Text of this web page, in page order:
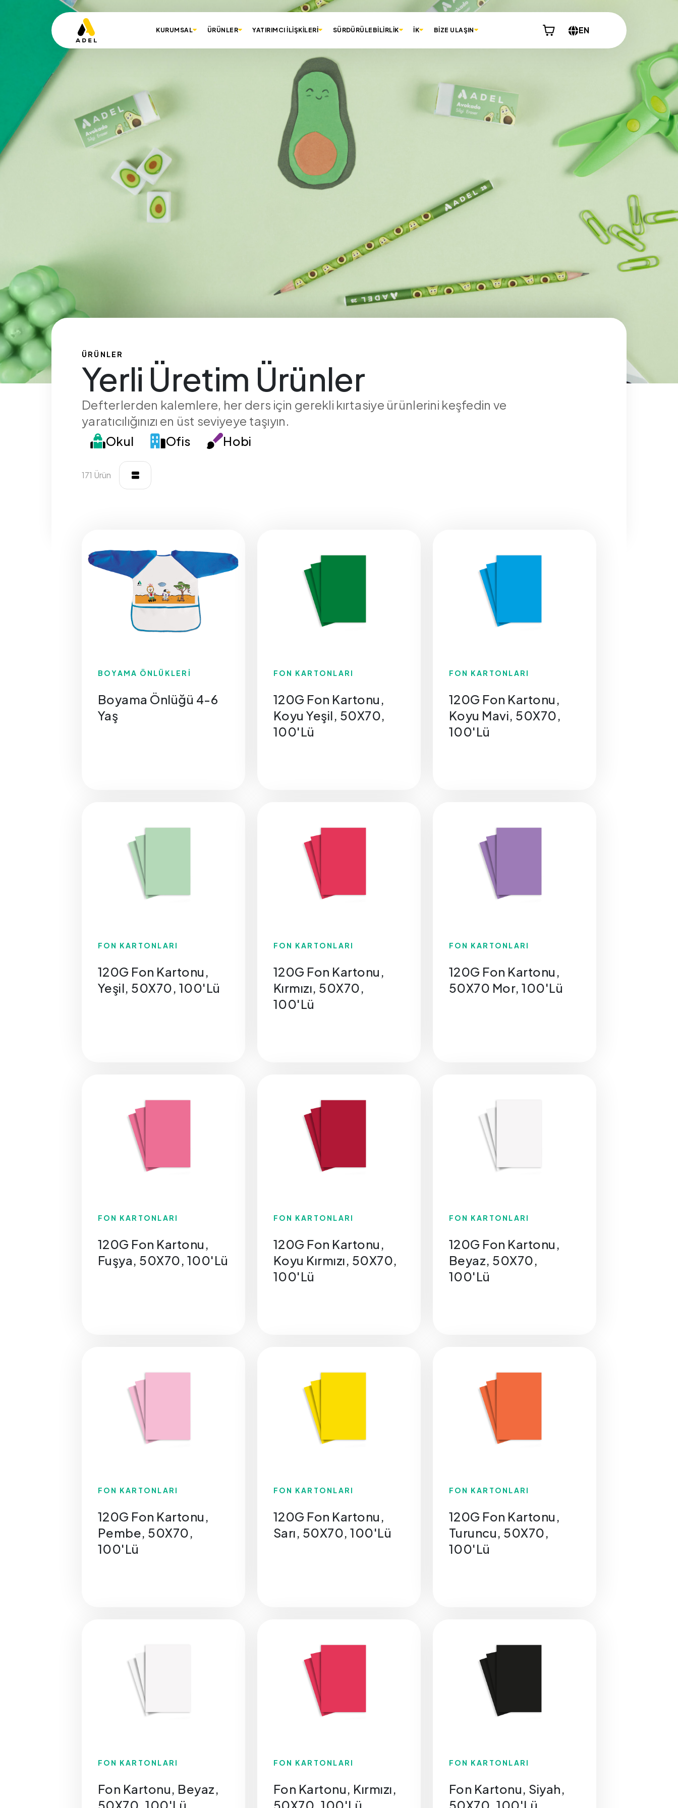
KURUMSAL ÜRÜNLER YATIRIMCI İLİŞKİLERİ SÜRDÜRÜLEBİLİRLİK İK BİZE ULAŞIN EN
ÜRÜNLER
Yerli Üretim Ürünler
Defterlerden kalemlere, her ders için gerekli kırtasiye ürünlerini keşfedin ve
yaratıcılığınızı en üst seviyeye taşıyın.
Okul
Ofis Hobi
171 Ürün
BOYAMA ÖNLÜKLERİ
Boyama Önlüğü 4-6
Yaş
FON KARTONLARI
120G Fon Kartonu,
Koyu Yeşil, 50X70,
100'Lü
FON KARTONLARI
120G Fon Kartonu,
Koyu Mavi, 50X70,
100'Lü
FON KARTONLARI
120G Fon Kartonu,
Yeşil, 50X70, 100'Lü
FON KARTONLARI
120G Fon Kartonu,
Kırmızı, 50X70,
100'Lü
FON KARTONLARI
120G Fon Kartonu,
50X70 Mor, 100'Lü
FON KARTONLARI
120G Fon Kartonu,
Fuşya, 50X70, 100'Lü
FON KARTONLARI
120G Fon Kartonu,
Koyu Kırmızı, 50X70,
100'Lü
FON KARTONLARI
120G Fon Kartonu,
Beyaz, 50X70,
100'Lü
FON KARTONLARI
120G Fon Kartonu,
Pembe, 50X70,
100'Lü
FON KARTONLARI
120G Fon Kartonu,
Sarı, 50X70, 100'Lü
FON KARTONLARI
120G Fon Kartonu,
Turuncu, 50X70,
100'Lü
FON KARTONLARI
Fon Kartonu, Beyaz,
50X70, 100'Lü
FON KARTONLARI
Fon Kartonu, Kırmızı,
50X70, 100'Lü
FON KARTONLARI
Fon Kartonu, Siyah,
50X70, 100'Lü